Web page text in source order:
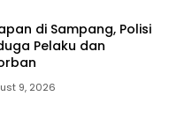
di Sampang, Polisi
Pelaku dan
9, 2026